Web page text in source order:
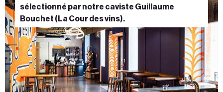
sélectionné par notre caviste Guillaume
Bouchet (La Cour des vins).